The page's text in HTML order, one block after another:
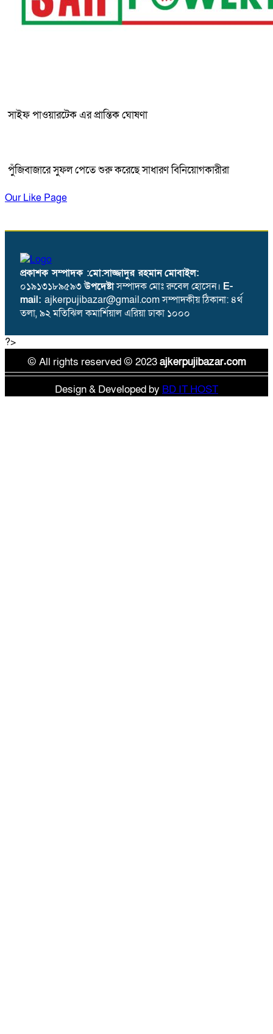
সাইফ পাওয়ারটেক এর প্রান্তিক ঘোষণা
পুঁজিবাজারে সুফল পেতে শুরু করেছে সাধারণ বিনিয়োগকারীরা
Our Like Page
প্রকাশক সম্পাদক :মো:সাজ্জাদুর রহমানমোবাইল:
০১৯১৩১৮৯৫৯৩উপদেষ্টাসম্পাদক মোঃ রুবেল হোসেন। E-
mail: ajkerpujibazar@gmail.com সম্পাদকীয় ঠিকানা: ৪র্থ
তলা, ৯২ মতিঝিল কমার্শিয়াল এরিয়া ঢাকা ১০০০
?>
© All rights reserved © 2023ajkerpujibazar.com
Design & Developed by BD IT HOST